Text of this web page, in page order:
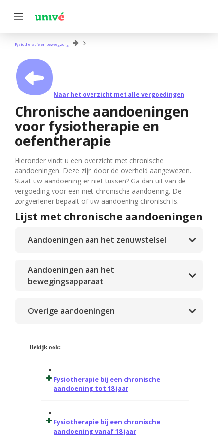
Fysiotherapie en beweegzorg
Naar het overzicht met alle vergoedingen
Chronische aandoeningen
voor fysiotherapie en
oefentherapie
Hieronder vindt u een overzicht met chronische
aandoeningen. Deze zijn door de overheid aangewezen.
Staat uw aandoening er niet tussen? Ga dan uit van de
vergoeding voor een niet-chronische aandoening. De
zorgverlener bepaalt of uw aandoening chronisch is.
Lijst met chronische aandoeningen
Aandoeningen aan het zenuwstelsel
Aandoeningen aan het
bewegingsapparaat
Overige aandoeningen
Bekijk ook:
Fysiotherapie bij een chronische
aandoening tot 18 jaar
Fysiotherapie bij een chronische
aandoening vanaf 18 jaar